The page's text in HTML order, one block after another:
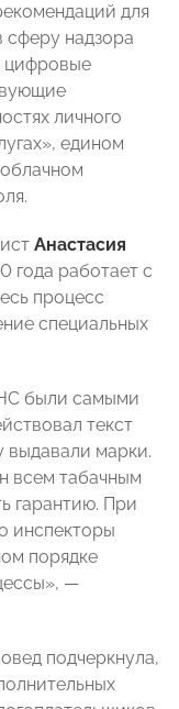
для
сферу надзора
цифровые
личного
едином
Анастасия
года работает с
процесс
специальных
были самыми
текст
выдавали марки.
всем табачным
гарантию. При
инспекторы
порядке
—
подчеркнула,